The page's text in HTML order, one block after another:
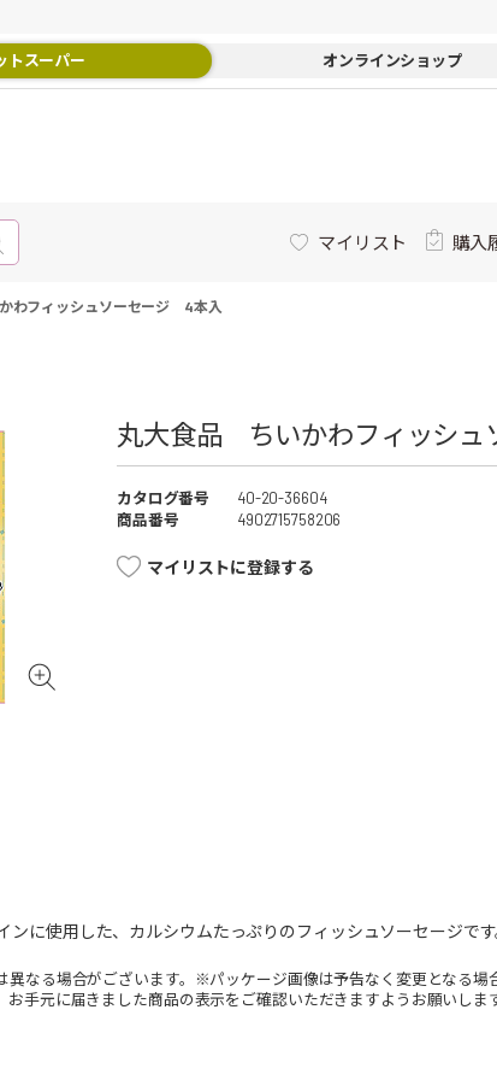
トスーパー オンラインショップ
マイリスト 購入
わフィッシュソーセージ 4本入
丸大食品 ちいかわフィッシ
カタログ番号
40-20-36604
商品番号
4902715758206
マイリストに登録する
ンに使用した、カルシウムたっぷりのフィッシュソーセージです
なる場合がございます。※パッケージ画像は予告なく変更となる
お手元に届きました商品の表示をご確認いただきますようお願いします